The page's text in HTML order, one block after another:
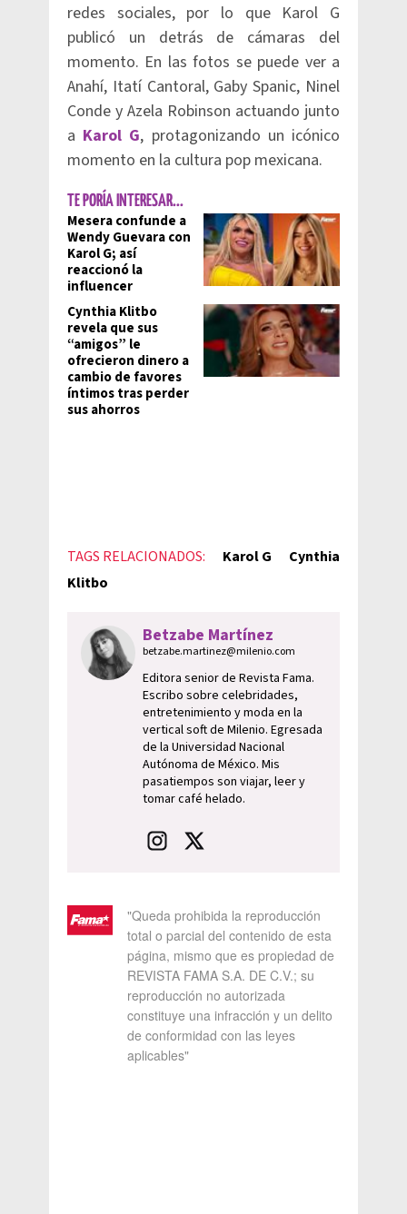
redes sociales, por lo que Karol G
publicó un detrás de cámaras del
momento. En las fotos se puede ver a
Anahí, Itatí Cantoral, Gaby Spanic, Ninel
Conde y Azela Robinson actuando junto
a Karol G, protagonizando un icónico
momento en la cultura pop mexicana.
TE PORÍA INTERESAR...
Mesera confunde a
Wendy Guevara con
Karol G; así
reaccionó la
influencer
Cynthia Klitbo
revela que sus
“amigos” le
ofrecieron dinero a
cambio de favores
íntimos tras perder
sus ahorros
TAGS RELACIONADOS: Karol G
Cynthia
Klitbo
Betzabe Martínez
betzabe.martinez@milenio.com
Editora senior de Revista Fama.
Escribo sobre celebridades,
entretenimiento y moda en la
vertical soft de Milenio. Egresada
de la Universidad Nacional
Autónoma de México. Mis
pasatiempos son viajar, leer y
tomar café helado.
"Queda prohibida la reproducción
total o parcial del contenido de esta
página, mismo que es propiedad de
REVISTA FAMA S.A. DE C.V.; su
reproducción no autorizada
constituye una infracción y un delito
de conformidad con las leyes
aplicables"